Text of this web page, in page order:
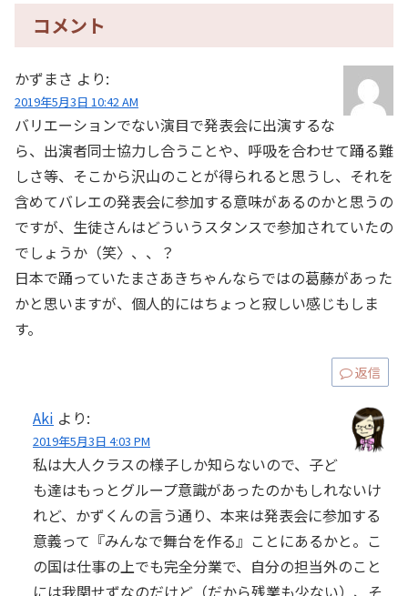
コメント
かずまさ より:
2019年5月3日 10:42 AM
バリエーションでない演目で発表会に出演するな
ら、出演者同士協力し合うことや、呼吸を合わせて踊る難
しさ等、そこから沢山のことが得られると思うし、それを
含めてバレエの発表会に参加する意味があるのかと思うの
ですが、生徒さんはどういうスタンスで参加されていたの
でしょうか（笑〉、、？
日本で踊っていたまさあきちゃんならではの葛藤があった
かと思いますが、個人的にはちょっと寂しい感じもしま
す。
返信
Aki より:
2019年5月3日 4:03 PM
私は大人クラスの様子しか知らないので、子ど
も達はもっとグループ意識があったのかもしれないけ
れど、かずくんの言う通り、本来は発表会に参加する
意義って『みんなで舞台を作る』ことにあるかと。こ
の国は仕事の上でも完全分業で、自分の担当外のこと
には我関せずなのだけど（だから残業も少ない）、そ